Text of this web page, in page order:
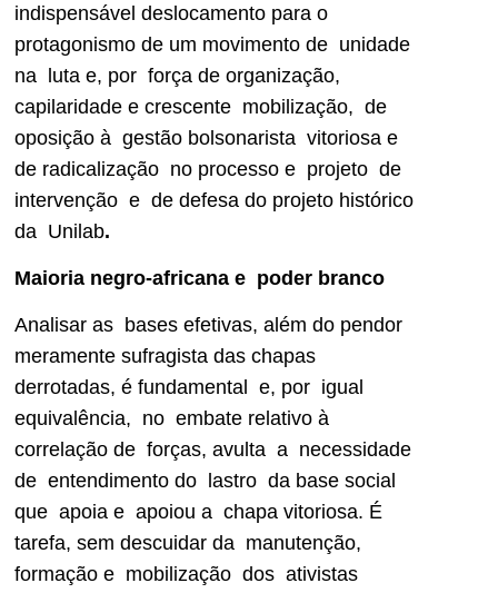
indispensável deslocamento para o
protagonismo de um movimento de unidade
na luta e, por força de organização,
capilaridade e crescente mobilização, de
oposição à gestão bolsonarista vitoriosa e
de radicalização no processo e projeto de
intervenção e de defesa do projeto histórico
da Unilab.
Maioria negro-africana e poder branco
Analisar as bases efetivas, além do pendor
meramente sufragista das chapas
derrotadas, é fundamental e, por igual
equivalência, no embate relativo à
correlação de forças, avulta a necessidade
de entendimento do lastro da base social
que apoia e apoiou a chapa vitoriosa. É
tarefa, sem descuidar da manutenção,
formação e mobilização dos ativistas